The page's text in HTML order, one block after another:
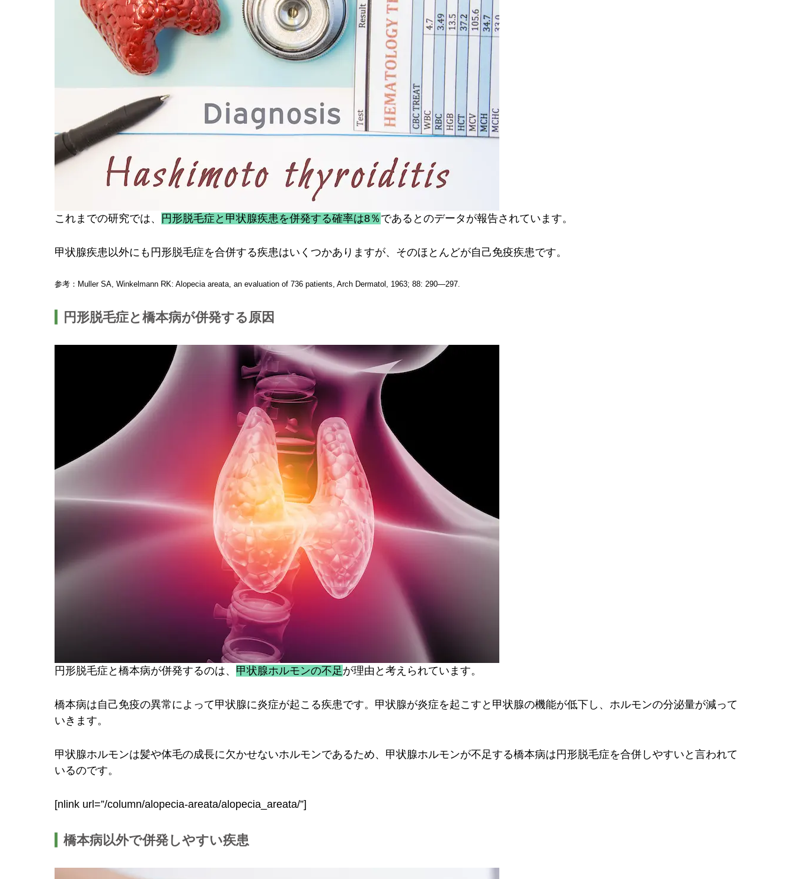
これまでの研究では、 円形脱毛症と甲状腺疾患を併発する確率は8％であるとのデータが報告されています。
甲状腺疾患以外にも円形脱毛症を合併する疾患はいくつかありますが、そのほとんどが自己免疫疾患です。
参考：Muller SA, Winkelmann RK: Alopecia areata, an evaluation of 736 patients, Arch Dermatol, 1963; 88: 290―297.
円形脱毛症と橋本病が併発する原因
円形脱毛症と橋本病が併発するのは、 甲状腺ホルモンの不足 が理由と考えられています。
橋本病は自己免疫の異常によって甲状腺に炎症が起こる疾患です。甲状腺が炎症を起こすと甲状腺の機能が低下し、ホルモンの分泌量が減って
いきます。
甲状腺ホルモンは髪や体毛の成長に欠かせないホルモンであるため、甲状腺ホルモンが不足する橋本病は円形脱毛症を合併しやすいと言われて
いるのです。
[nlink url=”/column/alopecia-areata/alopecia_areata/”]
橋本病以外で併発しやすい疾患